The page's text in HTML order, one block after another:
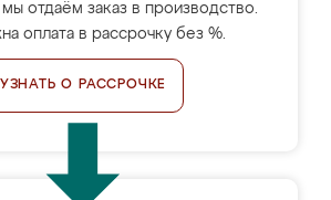
мы отдаём заказ в производство.
оплата в рассрочку без %.
УЗНАТЬ О РАССРОЧКЕ